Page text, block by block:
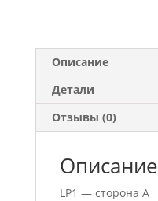
Описание
Детали
Отзывы (0)
Описание
LP1 — сторона A